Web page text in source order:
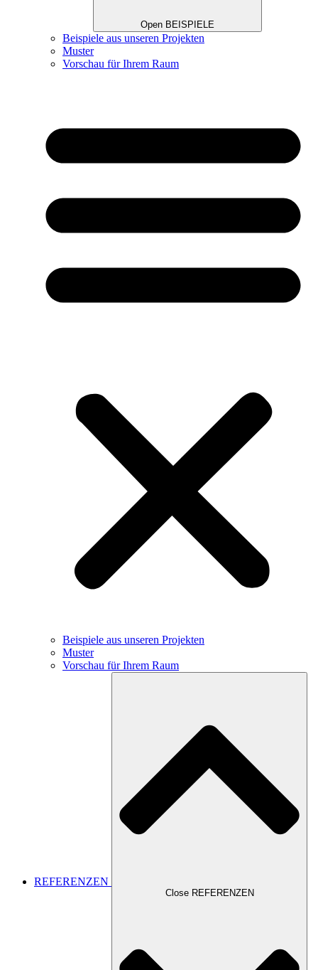
Open BEISPIELE
Beispiele aus unseren Projekten
Muster
Vorschau für Ihrem Raum
Beispiele aus unseren Projekten
Muster
Vorschau für Ihrem Raum
REFERENZEN
Close REFERENZEN